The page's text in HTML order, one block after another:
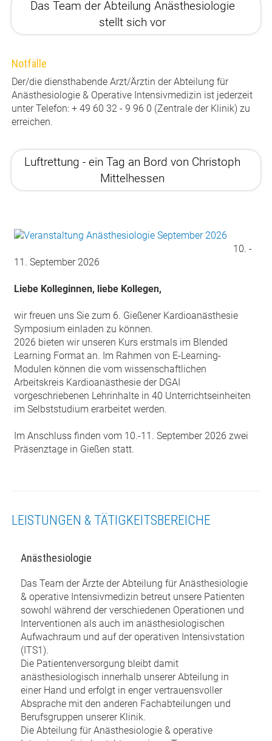
Das Team der Abteilung Anästhesiologie
stellt sich vor
Notfälle
Der/die diensthabende Arzt/Ärztin der Abteilung für
Anästhesiologie & Operative Intensivmedizin ist jederzeit
unter Telefon: + 49 60 32 - 9 96 0 (Zentrale der Klinik) zu
erreichen.
Luftrettung - ein Tag an Bord von Christoph
Mittelhessen
10. -
11. September 2026
Liebe Kolleginnen, liebe Kollegen,
wir freuen uns Sie zum 6. Gießener Kardioanästhesie
Symposium einladen zu können.
2026 bieten wir unseren Kurs erstmals im Blended
Learning Format an. Im Rahmen von E-Learning-
Modulen können die vom wissenschaftlichen
Arbeitskreis Kardioanästhesie der DGAI
vorgeschriebenen Lehrinhalte in 40 Unterrichtseinheiten
im Selbststudium erarbeitet werden.
Im Anschluss finden vom 10.-11. September 2026 zwei
Präsenztage in Gießen statt.
LEISTUNGEN & TÄTIGKEITSBEREICHE
Anästhesiologie
Das Team der Ärzte der Abteilung für Anästhesiologie
& operative Intensivmedizin betreut unsere Patienten
sowohl während der verschiedenen Operationen und
Interventionen als auch im anästhesiologischen
Aufwachraum und auf der operativen Intensivstation
(ITS1).
Die Patientenversorgung bleibt damit
anästhesiologisch innerhalb unserer Abteilung in
einer Hand und erfolgt in enger vertrauensvoller
Absprache mit den anderen Fachabteilungen und
Berufsgruppen unserer Klinik.
Die Abteilung für Anästhesiologie & operative